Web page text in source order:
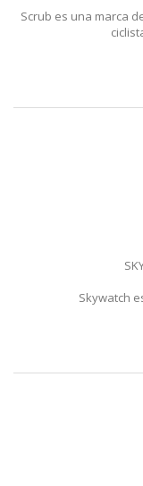
Scrub es una marca
Skywatch